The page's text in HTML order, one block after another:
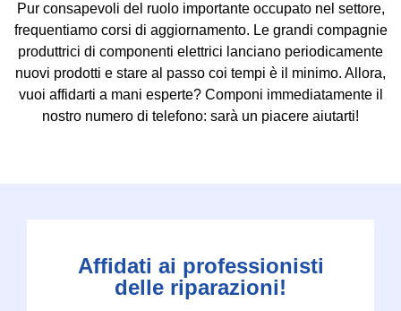
Pur consapevoli del ruolo importante occupato nel settore,
frequentiamo corsi di aggiornamento. Le grandi compagnie
produttrici di componenti elettrici lanciano periodicamente
nuovi prodotti e stare al passo coi tempi è il minimo. Allora,
vuoi affidarti a mani esperte? Componi immediatamente il
nostro numero di telefono: sarà un piacere aiutarti!
Affidati ai professionisti
delle riparazioni!